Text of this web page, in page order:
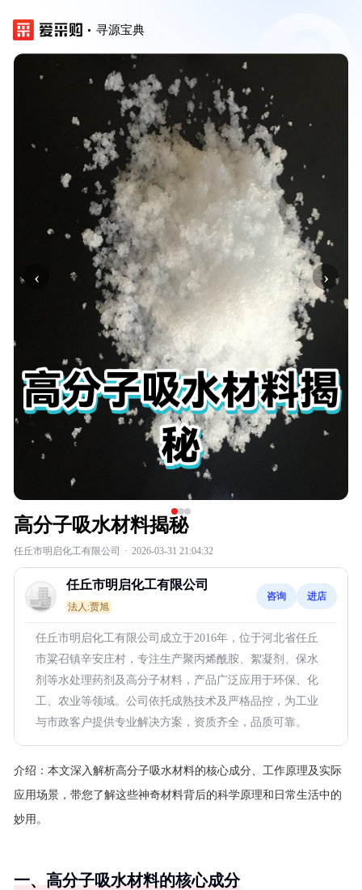
寻源宝典
‹ ›
高分子吸水材料揭秘
任丘市明启化工有限公司 · 2026-03-31 21:04:32
任丘市明启化工有限公司
法人:贾旭
咨询 进店
任丘市明启化工有限公司成立于2016年，位于河北省任丘
市粱召镇辛安庄村，专注生产聚丙烯酰胺、絮凝剂、保水
剂等水处理药剂及高分子材料，产品广泛应用于环保、化
工、农业等领域。公司依托成熟技术及严格品控，为工业
与市政客户提供专业解决方案，资质齐全，品质可靠。
介绍： 本文深入解析高分子吸水材料的核心成分、工作原理及实际
应用场景，带您了解这些神奇材料背后的科学原理和日常生活中的
妙用。
一、高分子吸水材料的核心成分